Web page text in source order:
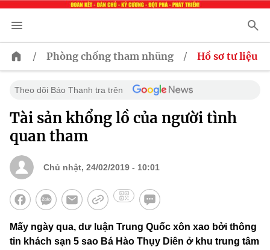
/ Phòng chống tham nhũng / Hồ sơ tư liệu
Theo dõi Báo Thanh tra trên
Tài sản khổng lồ của người tình
quan tham
Chủ nhật, 24/02/2019 - 10:01
Mấy ngày qua, dư luận Trung Quốc xôn xao bởi thông
tin khách sạn 5 sao Bá Hào Thụy Diên ở khu trung tâm